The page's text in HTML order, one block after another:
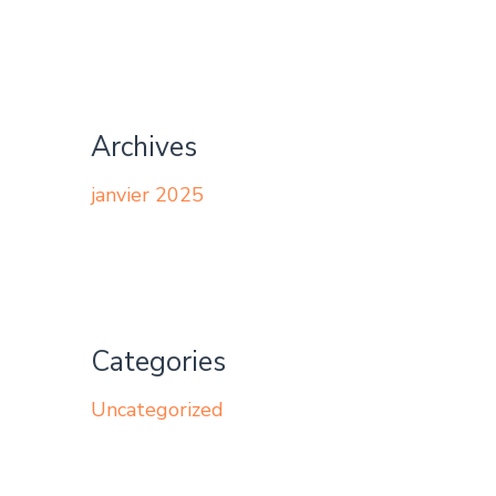
Archives
janvier 2025
Categories
Uncategorized